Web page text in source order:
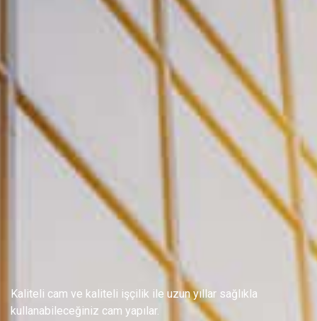
Kaliteli cam ve kaliteli işçilik ile uzun yıllar sağlıkla
kullanabileceğiniz cam yapılar.